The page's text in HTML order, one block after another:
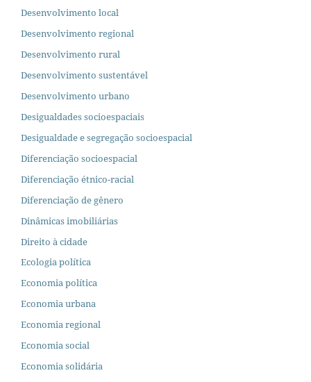
Desenvolvimento local
Desenvolvimento regional
Desenvolvimento rural
Desenvolvimento sustentável
Desenvolvimento urbano
Desigualdades socioespaciais
Desigualdade e segregação socioespacial
Diferenciação socioespacial
Diferenciação étnico-racial
Diferenciação de gênero
Dinâmicas imobiliárias
Direito à cidade
Ecologia política
Economia política
Economia urbana
Economia regional
Economia social
Economia solidária